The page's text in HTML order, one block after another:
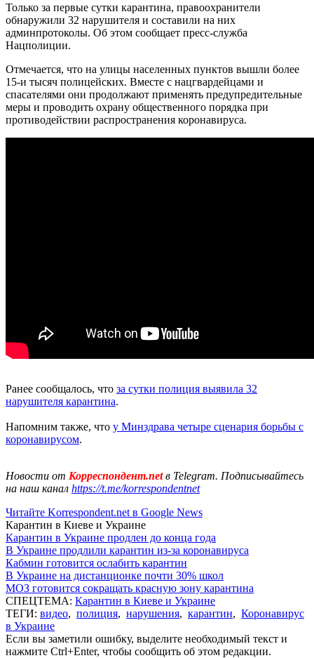
Только за первые сутки карантина, правоохранители
обнаружили 32 нарушителя и составили на них
админпротоколы. Об этом сообщает пресс-служба
Нацполиции.
Отмечается, что на улицы населенных пунктов вышли более
15-и тысяч полицейских. Вместе с нацгвардейцами и
спасателями они продолжают применять предупредительные
меры и проводить охрану общественного порядка при
противодействии распространения коронавируса.
Ранее сообщалось, что за сутки полиция выявила 32
нарушителя карантина.
Напомним также, что у Минздрава четыре сценария борьбы с
коронавирусом.
Новости от Корреспондент.netв Telegram. Подписывайтесь
на наш канал https://t.me/korrespondentnet
Читайте Korrespondent.net в Google News
Карантин в Киеве и Украине
Карантин в Украине продлен до конца года
В Украине продлили карантин из-за коронавируса
Кабмин готовится ослабить карантин
В Украине на дистанционке почти 30% школ
МОЗ готовится сокращать красную зону карантина
СПЕЦТЕМА: Карантин в Киеве и Украине
ТЕГИ: видео, полиция, нарушения, карантин, Коронавирус
в Украине
Если вы заметили ошибку, выделите необходимый текст и
нажмите Ctrl+Enter, чтобы сообщить об этом редакции.